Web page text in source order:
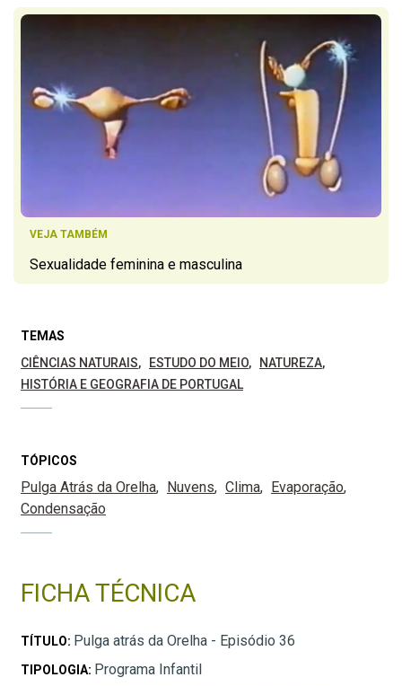
VEJA TAMBÉM
Sexualidade feminina e masculina
TEMAS
CIÊNCIAS NATURAIS
ESTUDO DO MEIO
NATUREZA
HISTÓRIA E GEOGRAFIA DE PORTUGAL
TÓPICOS
Pulga Atrás da Orelha Nuvens Clima
Evaporação
Condensação
FICHA TÉCNICA
TÍTULO: Pulga atrás da Orelha - Episódio 36
TIPOLOGIA: Programa Infantil